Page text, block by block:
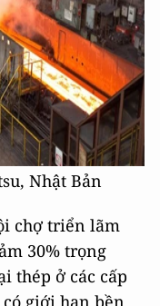
Nhật Bản
chợ triển lãm
30% trọng
thép ở các cấp
giới hạn bền